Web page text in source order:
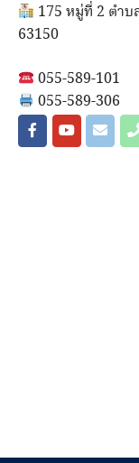
175 หมู่ที่ 2 ตำบ
63150
055-589-101
055-589-306